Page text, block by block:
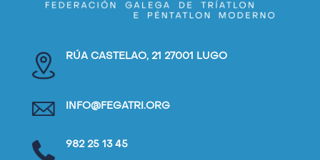
RÚA CASTELAO, 21 27001 LUGO
INFO@FEGATRI.ORG
982 25 13 45